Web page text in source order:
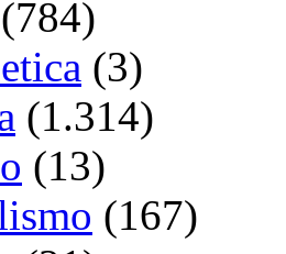
(784)
(3)
(1.314)
(13)
(167)